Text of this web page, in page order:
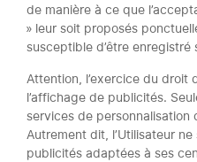
de manière à ce que
» leur soit proposés
susceptible d’être enregistré
Attention, l’exercice du droit
l’affichage de publicités.
services de personnalisation
Autrement dit, l’Utilisateur
publicités adaptées à ses